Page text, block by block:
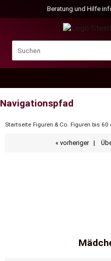
Beratung und Hilfe
Navigationspfad
Startseite Figuren & Co. Figuren bis 60
« vorheriger|